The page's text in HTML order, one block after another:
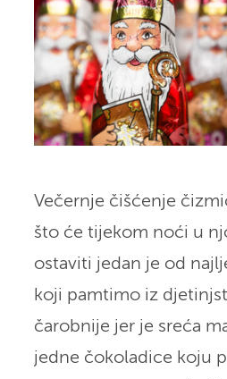
Večernje čišćenje
što će tijekom noći u
ostaviti jedan je od
koji pamtimo iz
čarobnije jer je sreća
jedne čokoladice koju